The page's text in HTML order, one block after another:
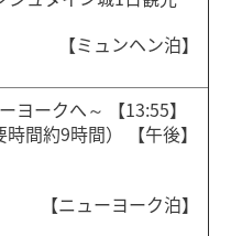
【ミュンヘン泊】
ヨークへ～
【13:55】
間約9時間） 【午後】
【ニューヨーク泊】